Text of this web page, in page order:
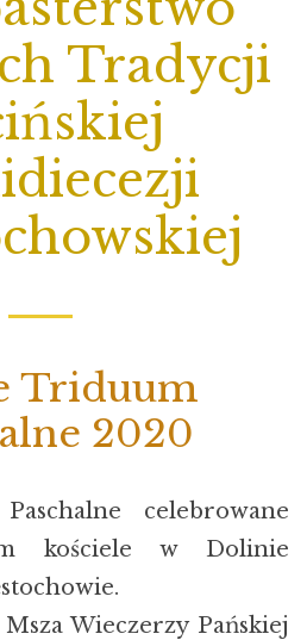
Tradycji
Triduum
2020
celebrowane
kościele w Dolinie
Msza Wieczerzy Pańskiej